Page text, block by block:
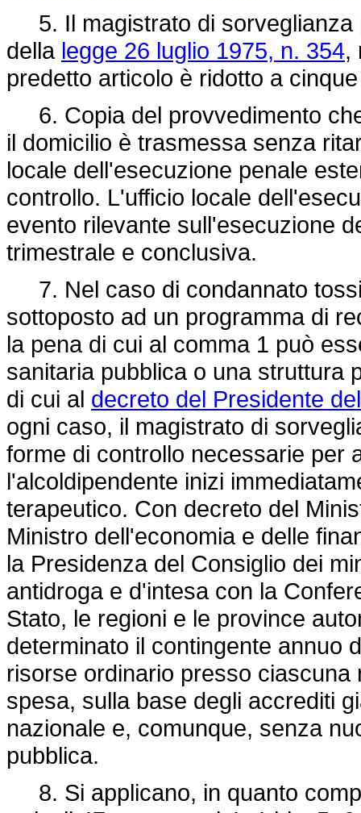
5. Il magistrato di sorveglianza
della legge 26 luglio 1975, n. 354,
predetto articolo è ridotto a
6. Copia del provvedimento
il domicilio è trasmessa senza
locale dell'esecuzione penale
controllo. L'ufficio locale
evento rilevante sull'esecuzione
trimestrale e conclusiva.
7. Nel caso di condannato
sottoposto ad un programma di
la pena di cui al comma 1 può
sanitaria pubblica o una struttura
di cui al decreto del Presidente
ogni caso, il magistrato di
forme di controllo necessarie per
l'alcoldipendente inizi
terapeutico. Con decreto del
Ministro dell'economia e delle
la Presidenza del Consiglio dei
antidroga e d'intesa con la
Stato, le regioni e le province
determinato il contingente annuo
risorse ordinario presso
spesa, sulla base degli accrediti
nazionale e, comunque, senza
pubblica.
8. Si applicano, in quanto